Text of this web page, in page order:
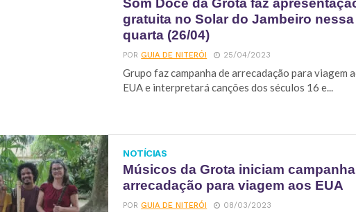
Som Doce da Grota faz
gratuita no Solar do Jambeiro nessa
quarta (26/04)
PORGUIA DE NITERÓI 25/04/2023
Grupo faz campanha de arrecadação para viagem
EUA e interpretará canções dos séculos 16 e...
NOTÍCIAS
Músicos da Grota iniciam
arrecadação para viagem aos EUA
PORGUIA DE NITERÓI 08/03/2023